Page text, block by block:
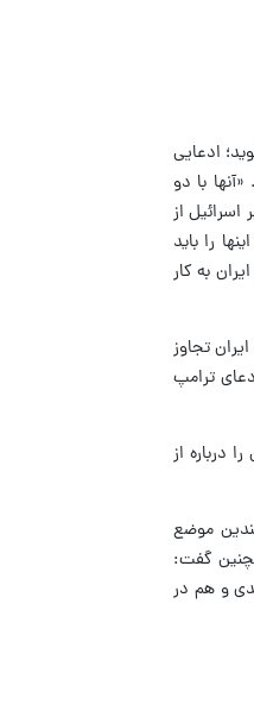
ادعایی
با دو
اسرائیل از
را باید
به کار
دو رژیمی بوده که در جنگ ۱۲ روزه، به خاک ایران تجاوز
ترامپ
درباره از
موضع
گفت:
و هم در